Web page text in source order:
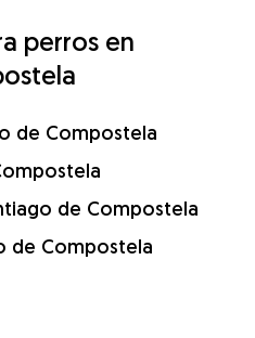
perros en
de Compostela
de Compostela
de Compostela